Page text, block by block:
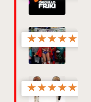
★★★★★
★★★★★